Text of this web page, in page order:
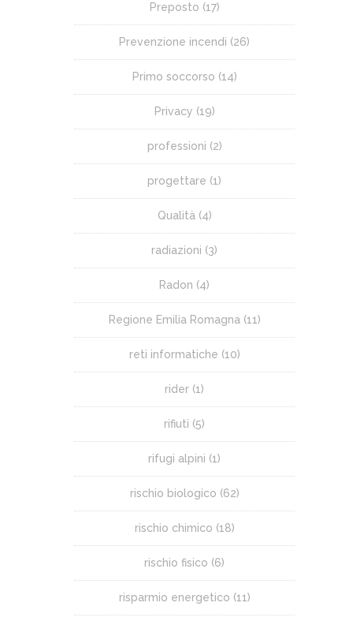
Preposto (17)
Prevenzione incendi (26)
Primo soccorso (14)
Privacy (19)
professioni (2)
progettare (1)
Qualità(4)
radiazioni (3)
Radon (4)
Regione Emilia Romagna(11)
reti informatiche (10)
rider (1)
rifiuti (5)
rifugi alpini (1)
rischio biologico (62)
rischio chimico (18)
rischio fisico (6)
risparmio energetico (11)